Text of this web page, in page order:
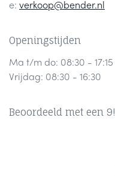
e: verkoop@bender.nl
Openingstijden
Ma t/m do: 08:30 - 17:15
Vrijdag: 08:30 - 16:30
Beoordeeld met een 9!